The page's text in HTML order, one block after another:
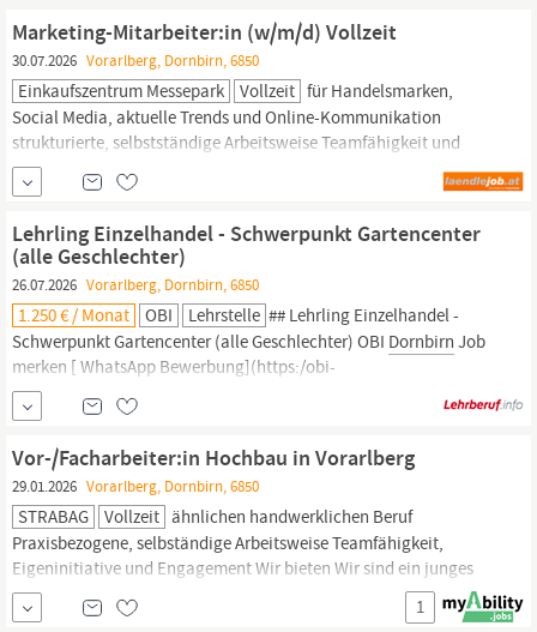
Zur Verstärkung unseres Teams suchen wir motivierte
Fachkräfte in Vollzeit.
Marketing-Mitarbeiter:in (w/m/d) Vollzeit
30.07.2026 Vorarlberg, Dornbirn, 6850
Einkaufszentrum Messepark Vollzeit für Handelsmarken,
Social Media, aktuelle Trends und Online-Kommunikation
strukturierte, selbstständige Arbeitsweise Teamfähigkeit und
Organisationstalent Unser Angebot: Mitarbeit an einem der
spannendstenBau
Gestaltungsspielraum eigenverantwortliche Aufgaben und...
Lehrling Einzelhandel - Schwerpunkt Gartencenter
(alle Geschlechter)
26.07.2026 Vorarlberg, Dornbirn, 6850
1.250 € / Monat OBI Lehrstelle ## Lehrling Einzelhandel -
Schwerpunkt Gartencenter (alle Geschlechter) OBI Dornbirn Job
merken [ WhatsApp Bewerbung](https:/obi-
at.pitchyou.de/go/34409?title=Lehrling%20Einzelhandel%20-
%20. (alle%20Geschlechter)&applicationApplyApiURL=
https:/job.obi.com34409/applyApi&lang=de WhatsApp
Bewerbung) Ich will den Job! Mobil bewerben Job merken
Vor-/Facharbeiter:in Hochbau in Vorarlberg
29.01.2026 Vorarlberg, Dornbirn, 6850
STRABAG Vollzeit ähnlichen handwerklichen Beruf
Praxisbezogene, selbständige Arbeitsweise Teamfähigkeit,
Eigeninitiative und Engagement Wir bieten Wir sind ein junges
motiviertes Team und agieren als eigenständiger Standort,
ausgehend vonDornbirn,
in ganz Vorarlberg. Es erwarten Sie
1